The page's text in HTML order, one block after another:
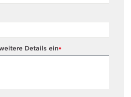
*
Details ein